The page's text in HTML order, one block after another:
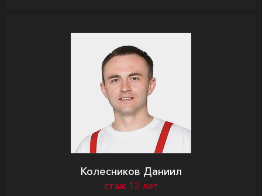
Колесников Даниил
стаж 12 лет